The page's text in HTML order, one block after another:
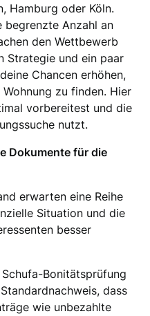
Hamburg oder Köln.
begrenzte Anzahl an
den Wettbewerb
Strategie und ein paar
Chancen erhöhen,
zu finden. Hier
vorbereitest und die
nutzt.
Dokumente für die
erwarten eine Reihe
Situation und die
besser
Schufa-Bonitätsprüfung
dass
wie unbezahlte